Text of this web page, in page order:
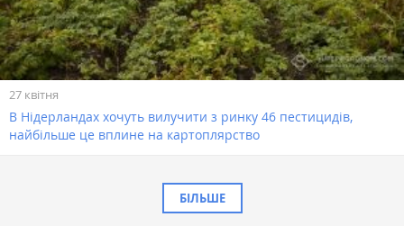
27 квітня
В Нідерландах хочуть вилучити з ринку 46 пестицидів,
найбільше це вплине на картоплярство
БІЛЬШЕ